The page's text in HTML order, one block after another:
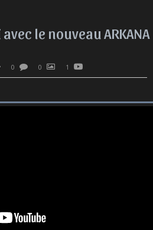
le nouveau ARKANA
0 0 1